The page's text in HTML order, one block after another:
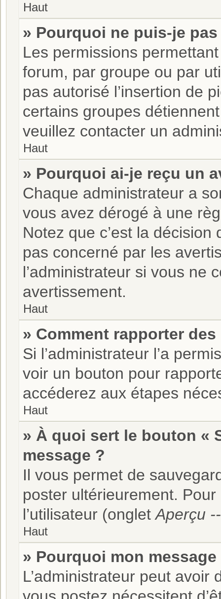
Haut
» Pourquoi ne puis-je
Les permissions
forum, par groupe ou par
pas autorisé l’insertion de
certains groupes
veuillez contacter un
Haut
» Pourquoi ai-je reçu un
Chaque administrateur a
vous avez dérogé à une
Notez que c’est la décision
pas concerné par les
l’administrateur si vous ne
avertissement.
Haut
» Comment rapporter
Si l’administrateur l’a
voir un bouton pour
accéderez aux étapes
Haut
» À quoi sert le bouton «
message ?
Il vous permet de
poster ultérieurement.
l’utilisateur (ongletAperçu
Haut
» Pourquoi mon
L’administrateur peut